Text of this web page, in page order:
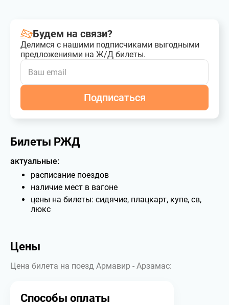
Будем на связи?
Делимся с нашими подписчиками выгодными
предложениями на Ж/Д билеты.
Подписаться
Билеты РЖД
актуальные:
расписание поездов
наличие мест в вагоне
цены на билеты: сидячие, плацкарт, купе, св,
люкс
Цены
Цена билета на поезд Армавир - Арзамас:
Способы оплаты